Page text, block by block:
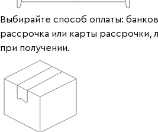
Выбирайте способ оплаты:
рассрочка или карты рассрочки,
при получении.